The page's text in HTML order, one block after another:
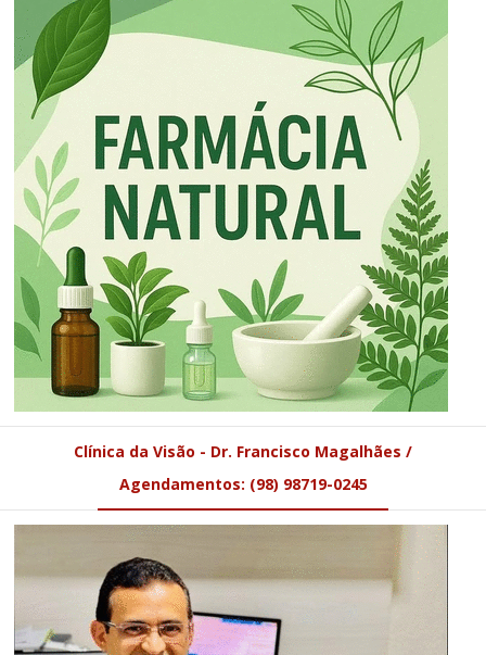
Clínica da Visão - Dr. Francisco Magalhães /
Agendamentos: (98) 98719-0245